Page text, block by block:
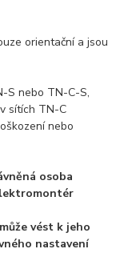
orientační a jsou
S nebo TN-C-S,
sítích TN-C
nebo
osoba
vést k jeho
nastavení